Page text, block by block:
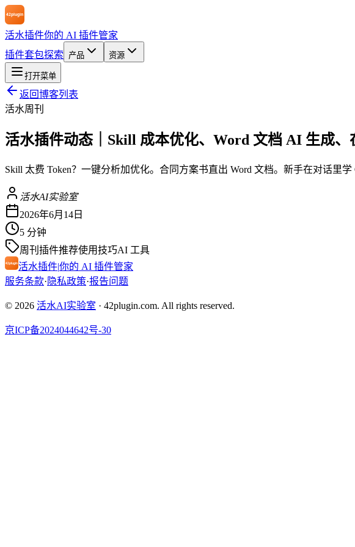
活水插件你的 AI 插件管家
插件套包探索 产品 资源
打开菜单
返回博客列表
活水周刊
活水插件动态｜Skill 成本优化、Word 文档 AI 生成、
Skill 太费 Token？一键分析加优化。合同方案书直出 Word 文档。新手在对话里
活水AI实验室
2026年6月14日
5 分钟
周刊 插件推荐使用技巧AI 工具
活水插件|你的 AI 插件管家
服务条款· 隐私政策·报告问题
© 2026 活水AI实验室 · 42plugin.com. All rights reserved.
京ICP备2024044642号-30